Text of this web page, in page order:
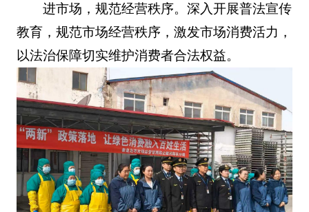
进市场，规范经营秩序。深入开展普法宣传
教育，规范市场经营秩序，激发市场消费活力，
以法治保障切实维护消费者合法权益。